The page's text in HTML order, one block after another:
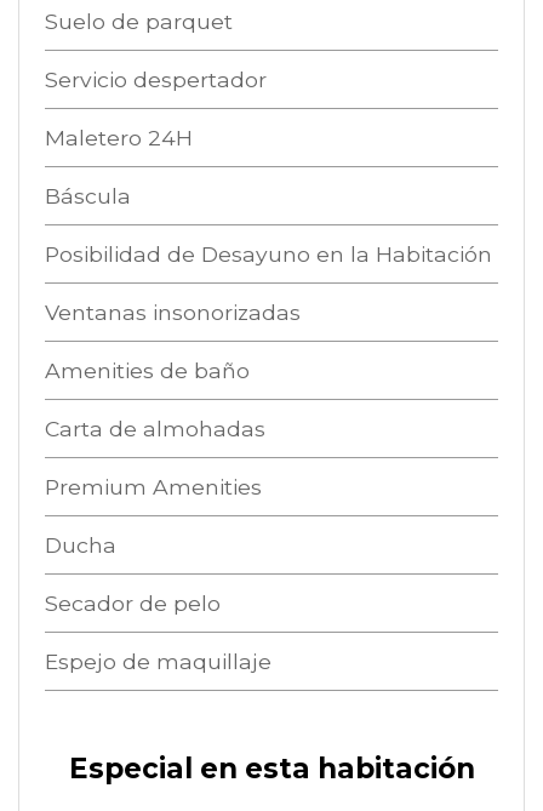
Suelo de parquet
Servicio despertador
Maletero 24H
Báscula
Posibilidad de Desayuno en la Habitación
Ventanas insonorizadas
Amenities de baño
Carta de almohadas
Premium Amenities
Ducha
Secador de pelo
Espejo de maquillaje
Especial en esta habitación